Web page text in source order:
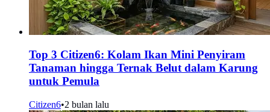
Top 3 Citizen6: Kolam Ikan Mini Penyiram
Tanaman hingga Ternak Belut dalam Karung
untuk Pemula
Citizen6•2 bulan lalu